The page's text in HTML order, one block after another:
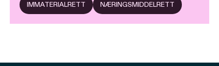
IMMATERIALRETT NÆRINGSMIDDELRETT